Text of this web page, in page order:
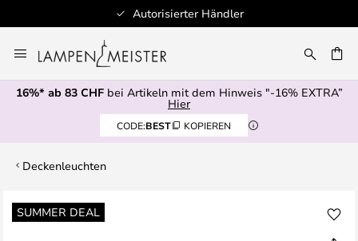
Autorisierter Händler
Inhalt
springen
16%* ab 83 CHFbei Artikeln mit dem Hinweis "-16% EXTRA”
Hier
CODE:BEST KOPIEREN
Deckenleuchten
SUMMER DEAL
Zum
Ende